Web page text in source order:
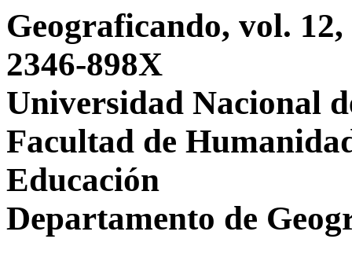
Geograficando, vol.
2346-898X
Universidad Nacional
Facultad de
Educación
Departamento de